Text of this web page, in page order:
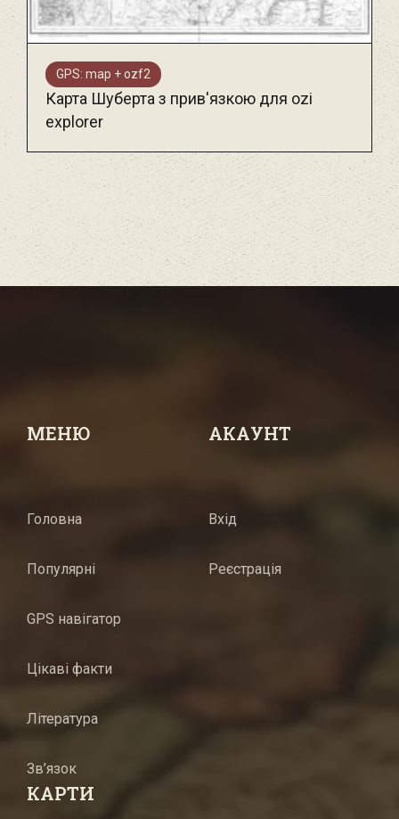
GPS: map + ozf2
Карта Шуберта з прив'язкою для ozi
explorer
МЕНЮ
Головна
Популярні
GPS навігатор
Цікаві факти
Література
Зв’язок
АКАУНТ
Вхід
Реєстрація
КАРТИ